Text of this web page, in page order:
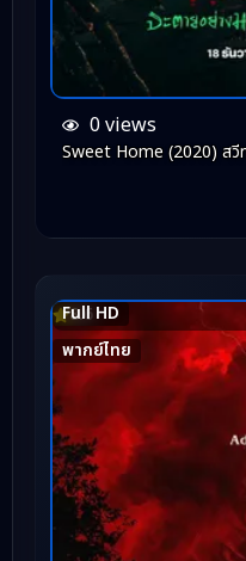
0 views
Sweet Home (2020) สวี
Full HD
พากย์ไทย
8.6